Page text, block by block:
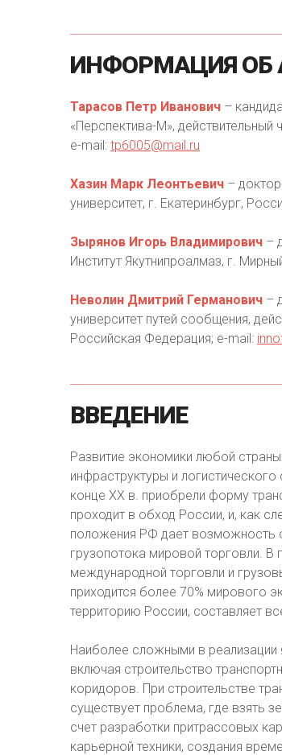
ИНФОРМАЦИЯ ОБ
Тарасов Петр Иванович –
«Перспектива-М», действительный
e-mail: tp6005@mail.ru
Хазин Марк Леонтьевич –
университет, г. Екатеринбург,
Зырянов Игорь Владимирович –
Институт Якутнипроалмаз, г.
Неволин Дмитрий Германович –
университет путей сообщения,
Российская Федерация; e-mail:
ВВЕДЕНИЕ
Развитие экономики любой
инфраструктуры и
конце XX в. приобрели форму
проходит в обход России, и, как
положения РФ дает возможность
грузопотока мировой торговли.
международной торговли и
приходится более 70% мирового
территорию России, составляет
Наиболее сложными в реализации
включая строительство
коридоров. При строительстве
существует проблема, где взять
счет разработки притрассовых
карьерной техники, создания